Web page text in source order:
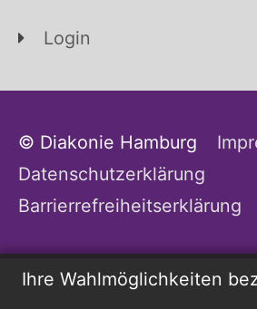
Ihre Wahlmöglichkeiten
Login
© Diakonie Hamburg
Datenschutzerklärung
Barrierrefreiheitserklärung